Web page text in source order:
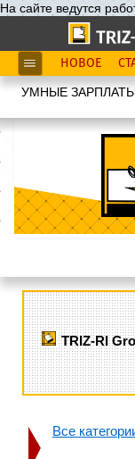
На сайте ведутся
НОВОЕ
УМНЫЕ
TRIZ-RI
Все